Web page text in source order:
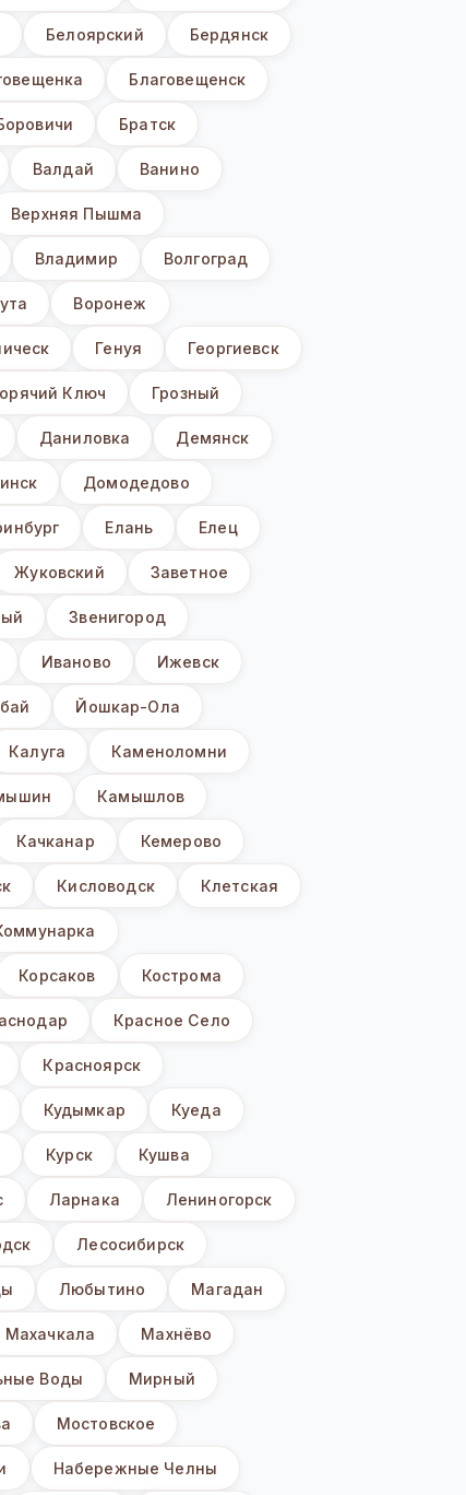
Белоярский Бердянск
Благовещенск
Братск
Валдай Ванино
Верхняя Пышма
Владимир Волгоград
Воронеж
Генуя Георгиевск
Ключ Грозный
Даниловка Демянск
Домодедово
Елань Елец
Жуковский Заветное
Звенигород
Иваново Ижевск
Йошкар-Ола
Калуга Каменоломни
Камышлов
Качканар Кемерово
Кисловодск Клетская
Корсаков Кострома
Красное Село
Красноярск
Кудымкар Куеда
Курск Кушва
Ларнака Лениногорск
Лесосибирск
Любытино Магадан
Махачкала Махнёво
Воды Мирный
Мостовское
Набережные Челны